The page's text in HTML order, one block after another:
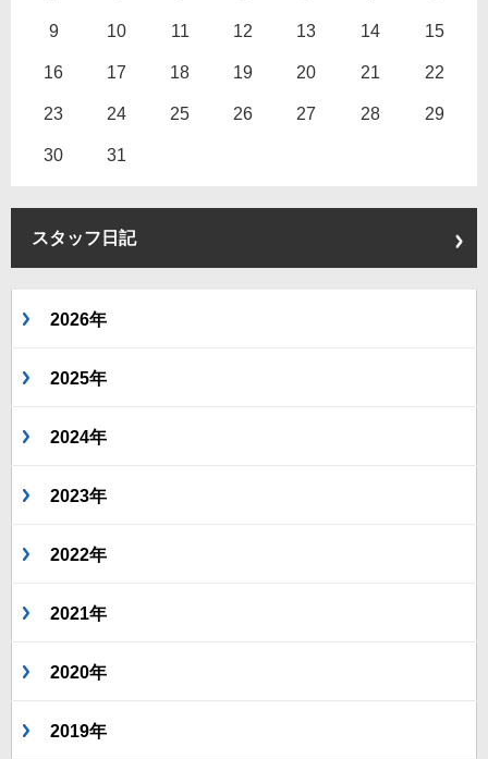
9 10 11 12 13 14 15
16 17 18 19 20 21 22
23 24 25 26 27 28 29
30 31
スタッフ日記
2026年
2025年
2024年
2023年
2022年
2021年
2020年
2019年